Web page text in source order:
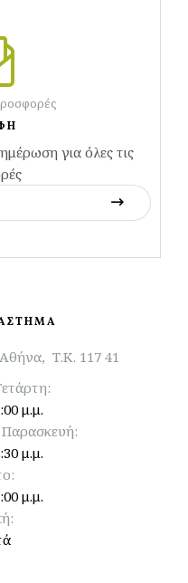
για όλες τις
Τ.Κ. 117 41
μ.μ.
μ.μ.
μ.μ.